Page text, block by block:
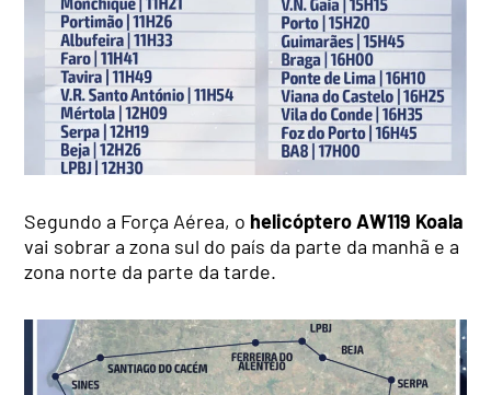
Segundo a Força Aérea, o helicóptero AW119 Koala
vai sobrar a zona sul do país da parte da manhã e a
zona norte da parte da tarde.